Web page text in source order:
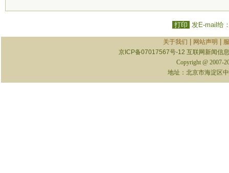
打印 发E-mail给
关于我们 网站声明
京ICP备07017567号-12 互联网新闻信
Copyright @ 2007-
地址：北京市海淀区